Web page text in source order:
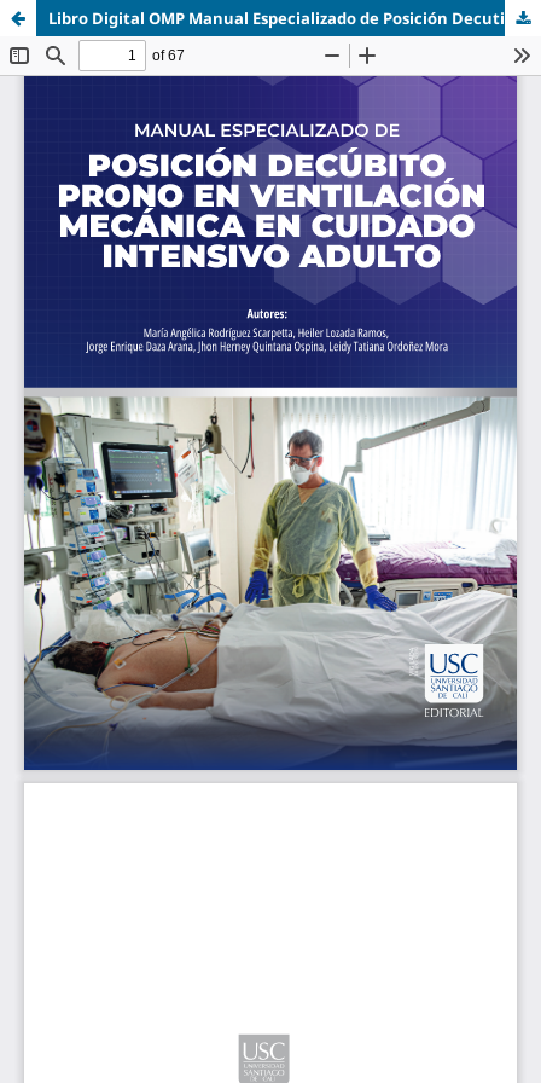
Libro Digital OMP Manual Especializado de Posición Decutibo Prono en Ventilación Mecanica en Cuidado.pdf